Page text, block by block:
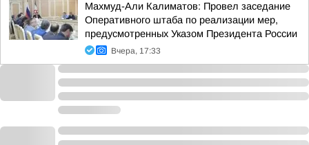
Махмуд-Али Калиматов: Провел заседание
Оперативного штаба по реализации мер,
предусмотренных Указом Президента России
Вчера, 17:33